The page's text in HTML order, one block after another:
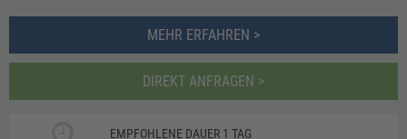
MEHR ERFAHREN >
DIREKT ANFRAGEN >
EMPFOHLENE DAUER 1 TAG